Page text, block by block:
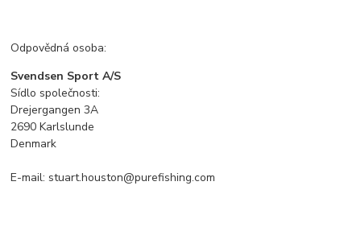
Odpovědná osoba:
Svendsen Sport A/S
Sídlo společnosti:
Drejergangen 3A
2690 Karlslunde
Denmark
E-mail: stuart.houston@purefishing.com